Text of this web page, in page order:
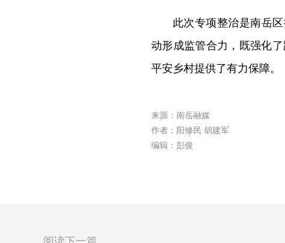
此次专项整治是南岳
动形成监管合力，既强化
平安乡村提供了有力保障。
来源：南岳融媒
作者：阳修民 胡建军
编辑：彭俊